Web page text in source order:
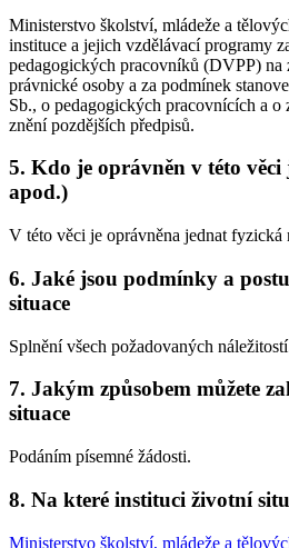
Ministerstvo školství, mládeže a
instituce a jejich vzdělávací programy
pedagogických pracovníků (DVPP) na
právnické osoby a za podmínek
Sb., o pedagogických pracovnících a o
znění pozdějších předpisů.
5. Kdo je oprávněn v této
apod.)
V této věci je oprávněna jednat fyzická
6. Jaké jsou podmínky a
situace
Splnění všech požadovaných
7. Jakým způsobem můžete
situace
Podáním písemné žádosti.
8. Na které instituci životní
Ministerstvo školství, mládeže a